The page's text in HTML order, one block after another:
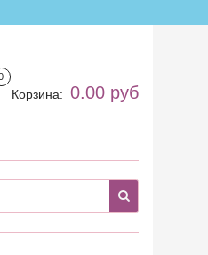
Корзина: 0.00 руб